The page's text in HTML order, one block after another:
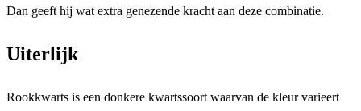
Dan geeft hij wat extra genezende kracht aan deze combinatie.
Uiterlijk
Rookkwarts is een donkere kwartssoort waarvan de kleur varieert